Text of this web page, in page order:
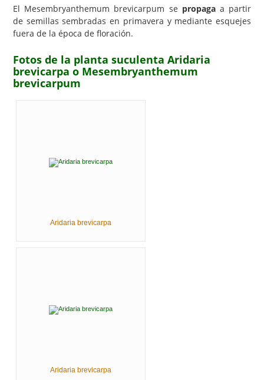
El Mesembryanthemum brevicarpum se propagaa partir
de semillas sembradas en primavera y mediante esquejes
fuera de la época de floración.
Fotos de la planta suculenta Aridaria
brevicarpa o Mesembryanthemum
brevicarpum
Aridaria brevicarpa
Aridaria brevicarpa